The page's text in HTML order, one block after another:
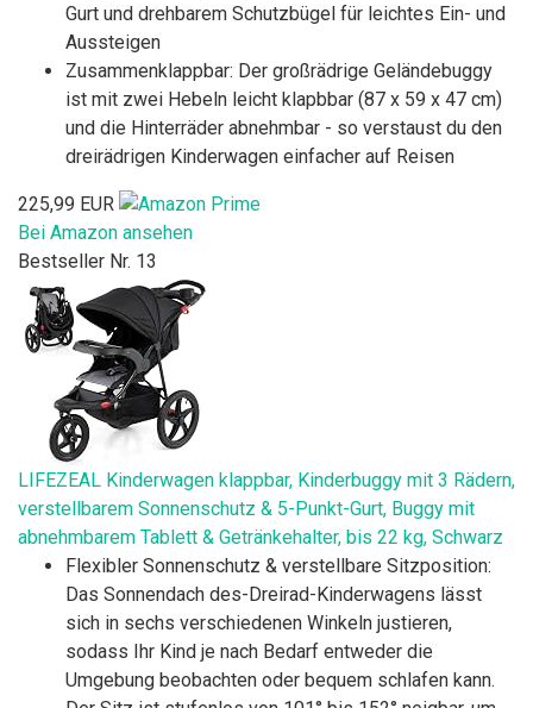
Gurt und drehbarem Schutzbügel für leichtes Ein- und
Aussteigen
Zusammenklappbar: Der großrädrige Geländebuggy
ist mit zwei Hebeln leicht klapbbar (87 x 59 x 47 cm)
und die Hinterräder abnehmbar - so verstaust du den
dreirädrigen Kinderwagen einfacher auf Reisen
225,99 EUR
Bei Amazon ansehen
Bestseller Nr. 13
LIFEZEAL Kinderwagen klappbar, Kinderbuggy mit 3 Rädern,
verstellbarem Sonnenschutz & 5-Punkt-Gurt, Buggy mit
abnehmbarem Tablett & Getränkehalter, bis 22 kg, Schwarz
Flexibler Sonnenschutz & verstellbare Sitzposition:
Das Sonnendach des-Dreirad-Kinderwagens lässt
sich in sechs verschiedenen Winkeln justieren,
sodass Ihr Kind je nach Bedarf entweder die
Umgebung beobachten oder bequem schlafen kann.